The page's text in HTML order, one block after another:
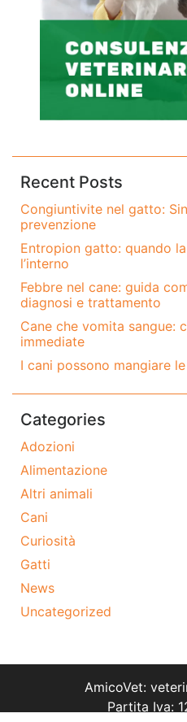
Recent Posts
Congiuntivite nel gatto:
prevenzione
Entropion gatto: quando
l’interno
Febbre nel cane: guida
diagnosi e trattamento
Cane che vomita sangue:
immediate
I cani possono mangiare
Categories
Adozioni
Alimentazione
Altri animali
Cani
Curiosità
Gatti
News
Uncategorized
AmicoVet:
Partita Iva: